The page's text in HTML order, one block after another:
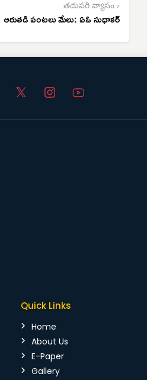
తదుపరి వ్యాసం ›
ఆరుతడి పంటలు మేలు: ఏఓ సుధాకర్
Quick Links
Home
About Us
E-Paper
Gallery